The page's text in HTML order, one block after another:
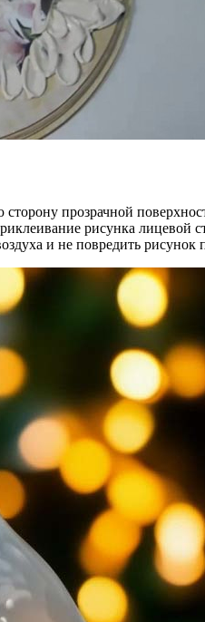
прозрачной
рисунка лицевой
и не повредить